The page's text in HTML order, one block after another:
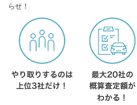
らせ！